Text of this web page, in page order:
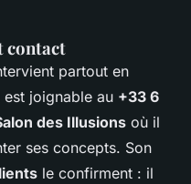
contact
partout en
est joignable au +33 6
des Illusions où il
ses concepts. Son
le confirment : il